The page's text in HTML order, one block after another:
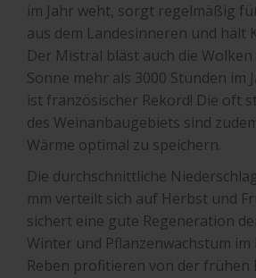
im Jahr weht, sorgt regelmäßig
aus dem Landesinneren und hält
Der Mistral bläst auch die
Sonne mehr als 3000 Stunden im
ist französischer Rekord! Die oft
des Weinanbaugebiets sind
Wärme optimal zu speichern.
Die durchschnittliche
mm verteilt sich auf Herbst und
sichert eine gute Regeneration
Winter und Pflanzenwachstum im
Reben profitieren von der frühen